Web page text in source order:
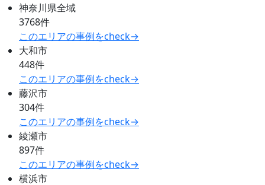
神奈川県全域
3768件
このエリアの事例をcheck→
大和市
448件
このエリアの事例をcheck→
藤沢市
304件
このエリアの事例をcheck→
綾瀬市
897件
このエリアの事例をcheck→
横浜市